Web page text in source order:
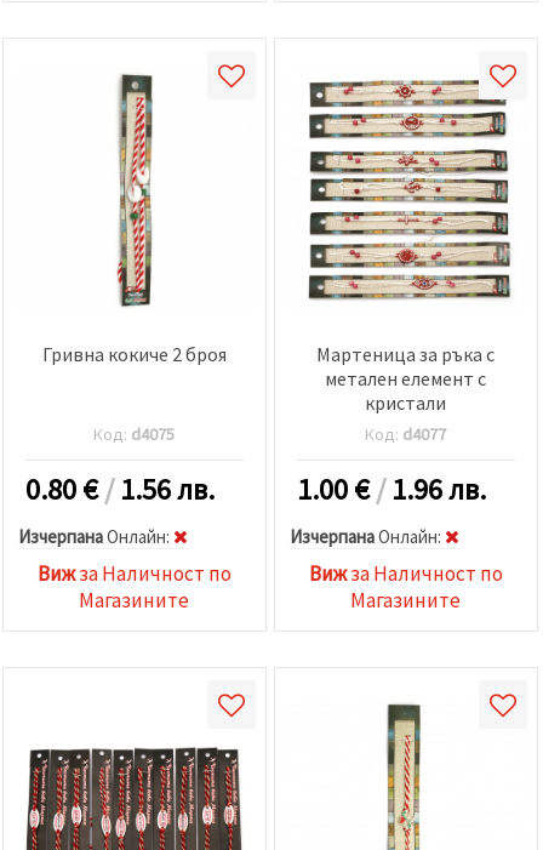
Гривна кокиче 2 броя
Код: d4075
0.80€/1.56 лв.
ИзчерпанаOнлайн:
Вижза Наличност по
Магазините
Мартеница за ръка с
метален елемент с
кристали
Код: d4077
1.00€/1.96 лв.
ИзчерпанаOнлайн:
Вижза Наличност по
Магазините